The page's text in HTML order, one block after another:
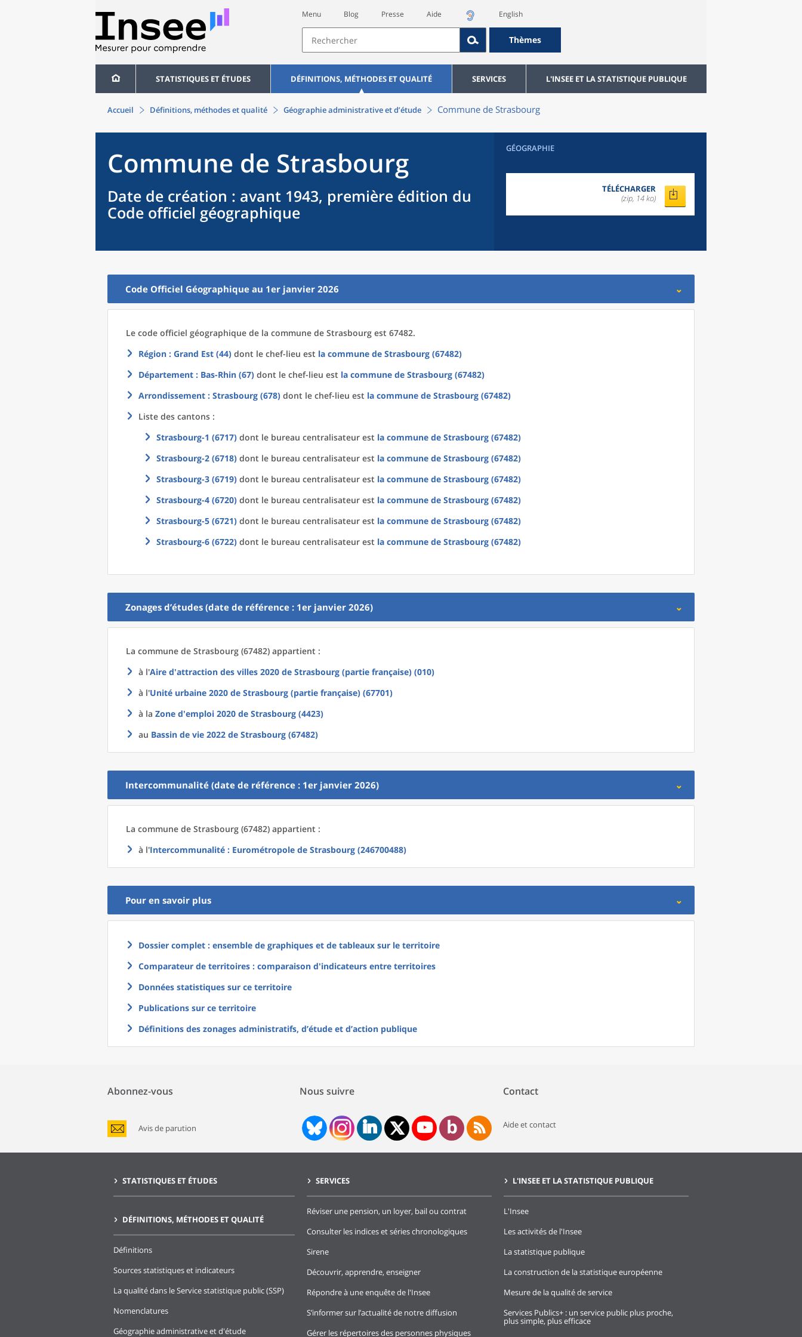
Menu Blog Presse Aide English
Thèmes
STATISTIQUES ET ÉTUDES DÉFINITIONS, MÉTHODES ET QUALITÉ SERVICES L'INSEE ET LA STATISTIQUE PUBLIQUE
Accueil Définitions, méthodes et qualité Géographie administrative et d’étude Commune de Strasbourg
Commune de Strasbourg
Date de création : avant 1943, première édition du
Code officiel géographique
GÉOGRAPHIE
TÉLÉCHARGER
(zip, 14 ko)
Code Officiel Géographique au 1er janvier 2026
Le code officiel géographique de la commune de Strasbourg est 67482.
Région : Grand Est (44) dont le chef-lieu est la commune de Strasbourg (67482)
Département : Bas-Rhin (67) dont le chef-lieu est la commune de Strasbourg (67482)
Arrondissement : Strasbourg (678) dont le chef-lieu est la commune de Strasbourg (67482)
Liste des cantons :
Strasbourg-1 (6717) dont le bureau centralisateur est la commune de Strasbourg (67482)
Strasbourg-2 (6718) dont le bureau centralisateur est la commune de Strasbourg (67482)
Strasbourg-3 (6719) dont le bureau centralisateur est la commune de Strasbourg (67482)
Strasbourg-4 (6720) dont le bureau centralisateur est la commune de Strasbourg (67482)
Strasbourg-5 (6721) dont le bureau centralisateur est la commune de Strasbourg (67482)
Strasbourg-6 (6722) dont le bureau centralisateur est la commune de Strasbourg (67482)
Zonages d’études (date de référence : 1er janvier 2026)
La commune de Strasbourg (67482) appartient :
à l'Aire d'attraction des villes 2020 de Strasbourg (partie française) (010)
à l'Unité urbaine 2020 de Strasbourg (partie française) (67701)
à la Zone d'emploi 2020 de Strasbourg (4423)
au Bassin de vie 2022 de Strasbourg (67482)
Intercommunalité (date de référence : 1er janvier 2026)
La commune de Strasbourg (67482) appartient :
à l'Intercommunalité : Eurométropole de Strasbourg (246700488)
Pour en savoir plus
Dossier complet : ensemble de graphiques et de tableaux sur le territoire
Comparateur de territoires : comparaison d'indicateurs entre territoires
Données statistiques sur ce territoire
Publications sur ce territoire
Définitions des zonages administratifs, d’étude et d’action publique
Abonnez-vous
Avis de parution
Nous suivre Contact
Aide et contact
STATISTIQUES ET ÉTUDES
DÉFINITIONS, MÉTHODES ET QUALITÉ
Définitions
Sources statistiques et indicateurs
La qualité dans le Service statistique public (SSP)
Nomenclatures
Géographie administrative et d'étude
SERVICES
Réviser une pension, un loyer, bail ou contrat
Consulter les indices et séries chronologiques
Sirene
Découvrir, apprendre, enseigner
Répondre à une enquête de l'Insee
S’informer sur l’actualité de notre diffusion
Gérer les répertoires des personnes physiques
L'INSEE ET LA STATISTIQUE PUBLIQUE
L'Insee
Les activités de l'Insee
La statistique publique
La construction de la statistique européenne
Mesure de la qualité de service
Services Publics+ : un service public plus proche,
plus simple, plus efficace